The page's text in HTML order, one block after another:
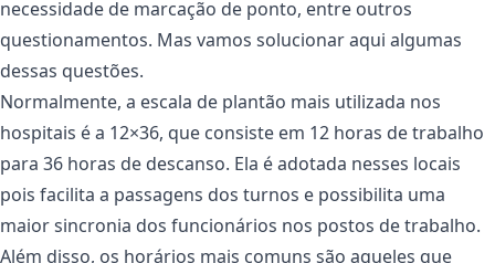
necessidade de marcação de ponto, entre outros
questionamentos. Mas vamos solucionar aqui algumas
dessas questões.
Normalmente, a escala de plantão mais utilizada nos
hospitais é a 12×36, que consiste em 12 horas de trabalho
para 36 horas de descanso. Ela é adotada nesses locais
pois facilita a passagens dos turnos e possibilita uma
maior sincronia dos funcionários nos postos de trabalho.
Além disso, os horários mais comuns são aqueles que